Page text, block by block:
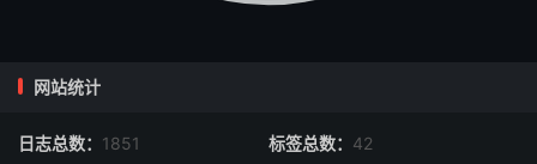
网站统计
日志总数： 1851 标签总数： 42